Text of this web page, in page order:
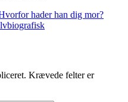
hader han dig mor?
Krævede felter er